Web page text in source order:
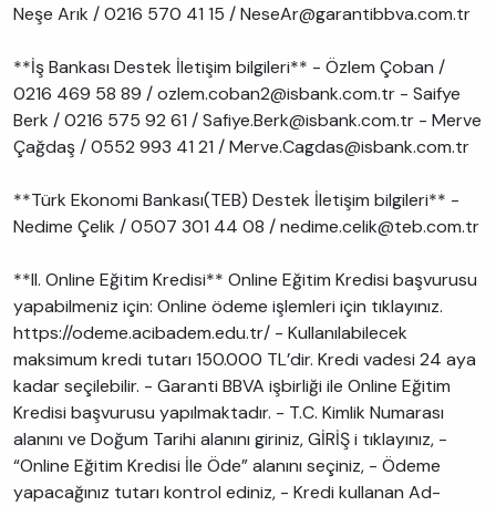
Neşe Arık / 0216 570 41 15 / NeseAr@garantibbva.com.tr
**İş Bankası Destek İletişim bilgileri** - Özlem Çoban /
0216 469 58 89 / ozlem.coban2@isbank.com.tr - Saifye
Berk / 0216 575 92 61 / Safiye.Berk@isbank.com.tr - Merve
Çağdaş / 0552 993 41 21 / Merve.Cagdas@isbank.com.tr
**Türk Ekonomi Bankası(TEB) Destek İletişim bilgileri** -
Nedime Çelik / 0507 301 44 08 / nedime.celik@teb.com.tr
**II. Online Eğitim Kredisi** Online Eğitim Kredisi başvurusu
yapabilmeniz için: Online ödeme işlemleri için tıklayınız.
https://odeme.acibadem.edu.tr/ - Kullanılabilecek
maksimum kredi tutarı 150.000 TL’dir. Kredi vadesi 24 aya
kadar seçilebilir. - Garanti BBVA işbirliği ile Online Eğitim
Kredisi başvurusu yapılmaktadır. - T.C. Kimlik Numarası
alanını ve Doğum Tarihi alanını giriniz, GİRİŞ i tıklayınız, -
“Online Eğitim Kredisi İle Öde” alanını seçiniz, - Ödeme
yapacağınız tutarı kontrol ediniz, - Kredi kullanan Ad-